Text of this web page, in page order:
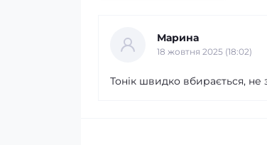
Марина
18 жовтня 2025 (18:02)
Тонік швидко вбирається, не